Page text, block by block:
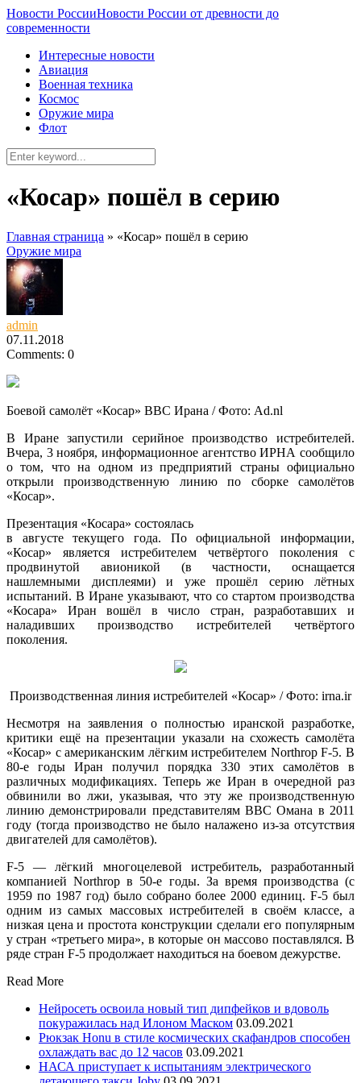
Новости РоссииНовости России от древности до
современности
Интересные новости
Авиация
Военная техника
Космос
Оружие мира
Флот
«Косар» пошёл в серию
Главная страница » «Косар» пошёл в серию
Оружие мира
admin
07.11.2018
Comments: 0
Боевой самолёт «Косар» ВВС Ирана / Фото: Ad.nl
В Иране запустили серийное производство истребителей.
Вчера, 3 ноября, информационное агентство ИРНА сообщило
о том, что на одном из предприятий страны официально
открыли производственную линию по сборке самолётов
«Косар».
Презентация «Косара» состоялась
в августе текущего года. По официальной информации,
«Косар» является истребителем четвёртого поколения с
продвинутой авионикой (в частности, оснащается
нашлемными дисплеями) и уже прошёл серию лётных
испытаний. В Иране указывают, что со стартом производства
«Косара» Иран вошёл в число стран, разработавших и
наладивших производство истребителей четвёртого
поколения.
Производственная линия истребителей «Косар» / Фото: irna.ir
Несмотря на заявления о полностью иранской разработке,
критики ещё на презентации указали на схожесть самолёта
«Косар» с американским лёгким истребителем Northrop F-5. В
80-е годы Иран получил порядка 330 этих самолётов в
различных модификациях. Теперь же Иран в очередной раз
обвинили во лжи, указывая, что эту же производственную
линию демонстрировали представителям ВВС Омана в 2011
году (тогда производство не было налажено из-за отсутствия
двигателей для самолётов).
F-5 — лёгкий многоцелевой истребитель, разработанный
компанией Northrop в 50-е годы. За время производства (с
1959 по 1987 год) было собрано более 2000 единиц. F-5 был
одним из самых массовых истребителей в своём классе, а
низкая цена и простота конструкции сделали его популярным
у стран «третьего мира», в которые он массово поставлялся. В
ряде стран F-5 продолжает находиться на боевом дежурстве.
Read More
Нейросеть освоила новый тип дипфейков и вдоволь
покуражилась над Илоном Маском 03.09.2021
Рюкзак Honu в стиле космических скафандров способен
охлаждать вас до 12 часов 03.09.2021
НАСА приступает к испытаниям электрического